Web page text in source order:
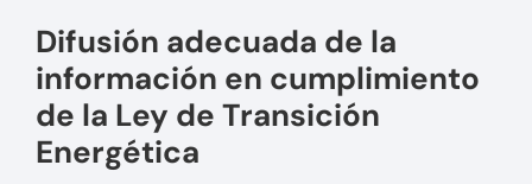
Difusión adecuada de la
información en cumplimiento
de la Ley de Transición
Energética